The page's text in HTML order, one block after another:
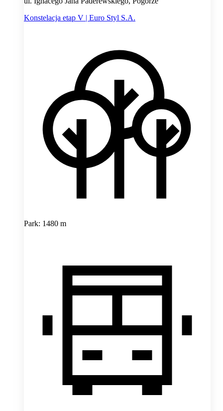
Konstelacja etap V | Euro Styl S.A.
Park: 1480 m